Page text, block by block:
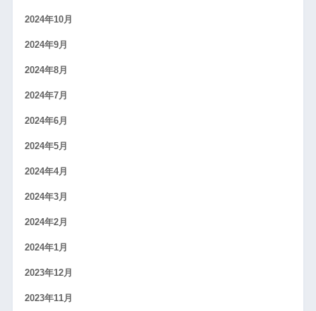
2024年10月
2024年9月
2024年8月
2024年7月
2024年6月
2024年5月
2024年4月
2024年3月
2024年2月
2024年1月
2023年12月
2023年11月